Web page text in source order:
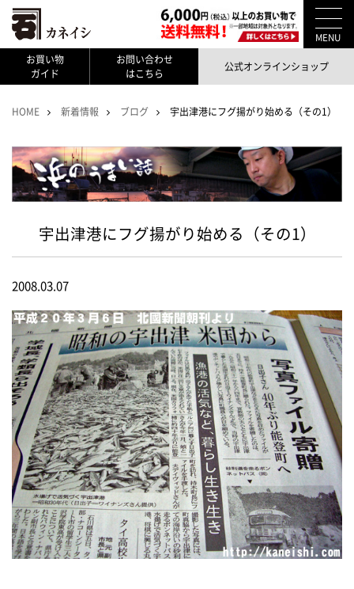
MENU
お買い物
ガイド
お問い合わせ
はこちら
公式オンラインショップ
HOME 新着情報 ブログ 宇出津港にフグ揚がり始める（その1）
宇出津港にフグ揚がり始める（その1）
2008.03.07